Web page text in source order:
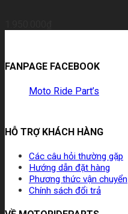
FANPAGE FACEBOOK
Moto Ride Part’s
HỖ TRỢ KHÁCH HÀNG
Các câu hỏi thường gặp
Hướng dẫn đặt hàng
Phương thức vận chuyển
Chính sách đổi trả